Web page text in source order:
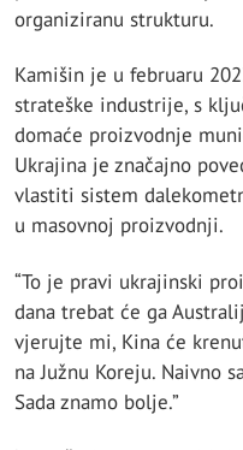
organiziranu strukturu.
Kamišin je u februaru
strateške industrije, s
domaće proizvodnje
Ukrajina je značajno
vlastiti sistem
u masovnoj proizvodnji.
“To je pravi ukrajinski
dana trebat će ga
vjerujte mi, Kina će
na Južnu Koreju. Naivno
Sada znamo bolje.”